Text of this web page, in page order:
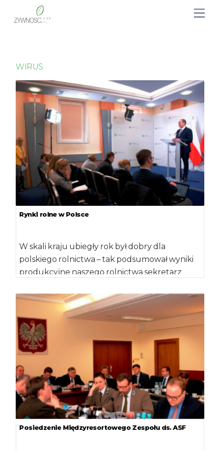
WIRUS
Rynki rolne w Polsce
W skali kraju ubiegły rok był dobry dla
polskiego rolnictwa – tak podsumował wyniki
produkcyjne naszego rolnictwa sekretarz
Posiedzenie Międzyresortowego Zespołu ds. ASF